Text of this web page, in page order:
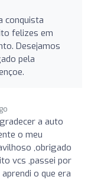
conquista
felizes em
Desejamos
pela
a auto
o meu
,obrigado
vcs ,passei por
o que era